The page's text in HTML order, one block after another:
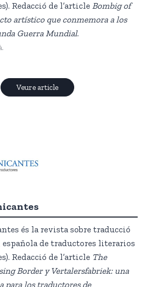
Redacció de l’article Bombig of
artístico que conmemora a los
Guerra Mundial.
Veure article
s
és la revista sobre traducció
española de traductores literarios
Redacció de l’article The
Border y Vertalersfabriek: una
para los traductores de